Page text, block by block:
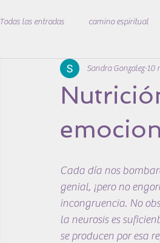
Todas las entradas camino espiritual
desarrollo personalSandra Gonzalez 10
Cada día nos
genial, ¡pero no
incongruencia. No
la neurosis es
se producen por esa